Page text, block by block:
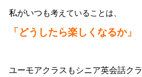
私がいつも考えていることは、
「どうしたら楽しくなるか」
ユーモアクラスもシニア英会話クラ